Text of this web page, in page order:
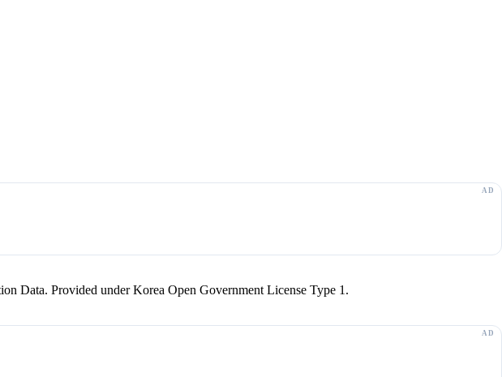
Data. Provided under Korea Open Government License Type 1.